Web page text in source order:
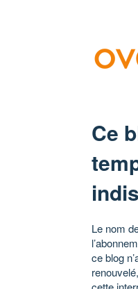
Ce
Le nom
ce blog